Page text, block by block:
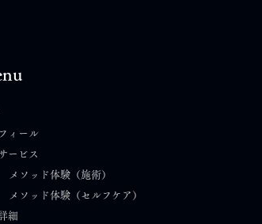
【心と体と肌の定期便｜2026
年6月号】自分の声を、ちゃ
ィール
ービス
メソッド体験（施術）
メソッド体験（セルフケア）
細